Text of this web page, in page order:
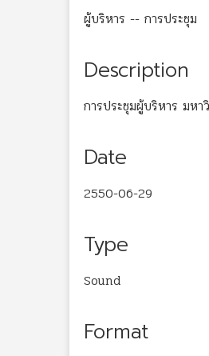
ผู้บริหาร -- การประชุม
Description
การประชุมผู้บริหาร มห
Date
2550-06-29
Type
Sound
Format